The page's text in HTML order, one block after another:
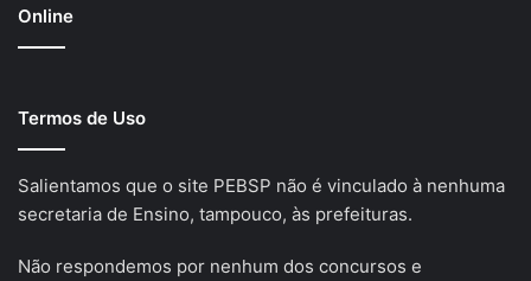
Online
Termos de Uso
Salientamos que o site PEBSP não é vinculado à nenhuma
secretaria de Ensino, tampouco, às prefeituras.
Não respondemos por nenhum dos concursos e